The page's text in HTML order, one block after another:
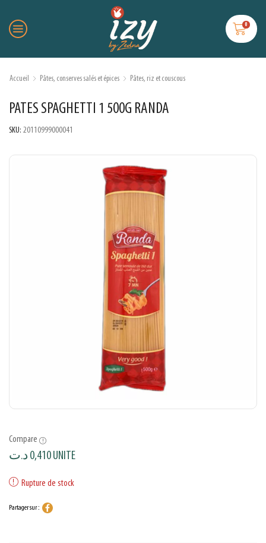
0
Accueil Pâtes, conserves salés et épices Pâtes, riz et couscous
PATES SPAGHETTI 1 500G RANDA
SKU: 20110999000041
Compare
0,410د.ت UNITE
Rupture de stock
Partager sur :